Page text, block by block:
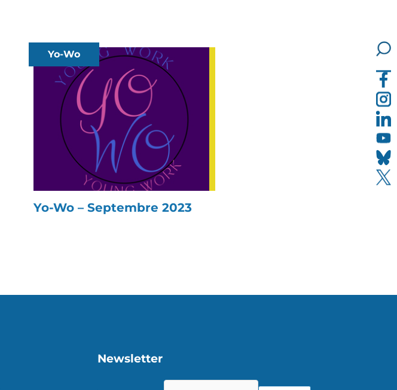
Yo-Wo
Yo-Wo – Septembre 2023
Newsletter